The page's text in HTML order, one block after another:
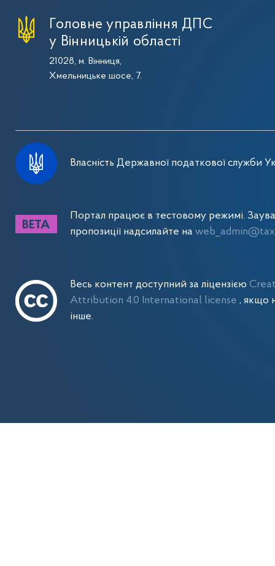
Головне управління ДПС
у Вінницькій області
21028, м. Вінниця,
Хмельницьке шосе, 7.
Власність Державної податкової служби
Портал працює в тестовому режимі.
пропозиції надсилайте на
Весь контент доступний за ліцензією
Attribution 4.0 International license, якщо
інше.